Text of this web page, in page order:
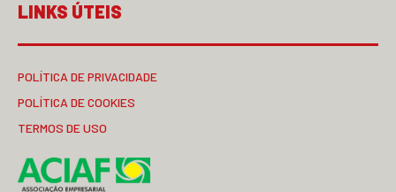
LINKS ÚTEIS
POLÍTICA DE PRIVACIDADE
POLÍTICA DE COOKIES
TERMOS DE USO